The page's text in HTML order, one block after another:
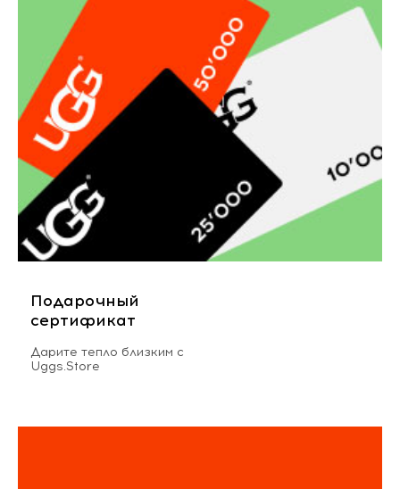
Подарочный
сертификат
Дарите тепло близким с
Uggs.Store